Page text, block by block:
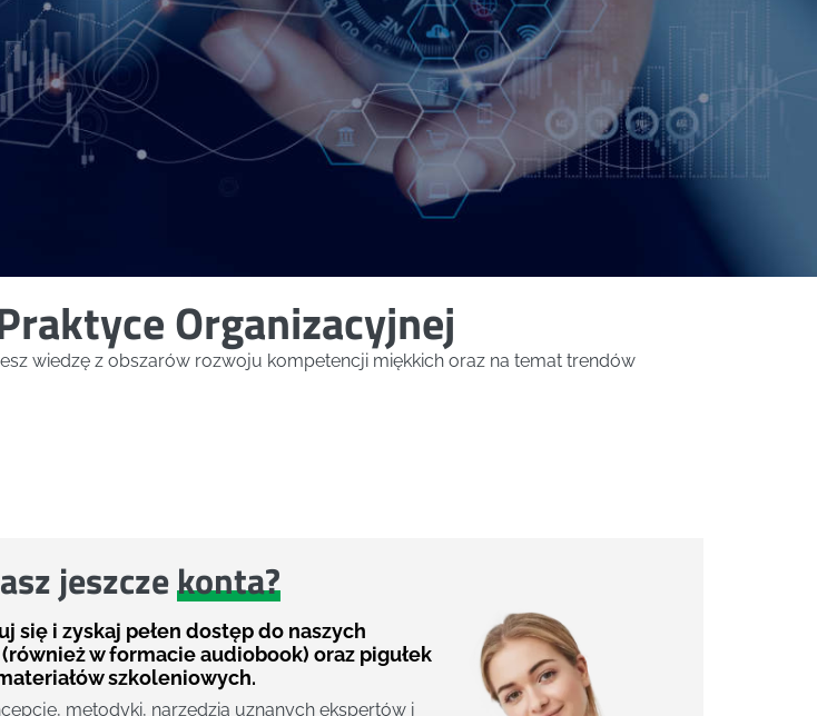
Organizacyjnej
wiedzę z obszarów rozwoju kompetencji miękkich oraz na temat trendów
jeszczekonta?
się i zyskaj pełen dostęp do naszych
w formacie audiobook) oraz pigułek
szkoleniowych.
metodyki, narzędzia uznanych ekspertów i